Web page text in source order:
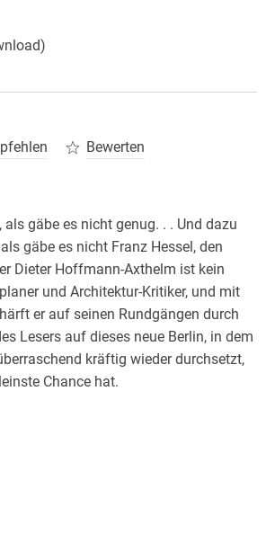
Bewerten
als gäbe es nicht genug. . . Und dazu
gäbe es nicht Franz Hessel, den
Dieter Hoffmann-Axthelm ist kein
und Architektur-Kritiker, und mit
er auf seinen Rundgängen durch
Lesers auf dieses neue Berlin, in dem
kräftig wieder durchsetzt,
ist: Wie wächst die Stadt zusammen,
wird gebaut, wie zeigt sich die